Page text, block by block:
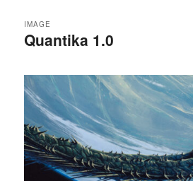
Quantika 1.0
IMAGE